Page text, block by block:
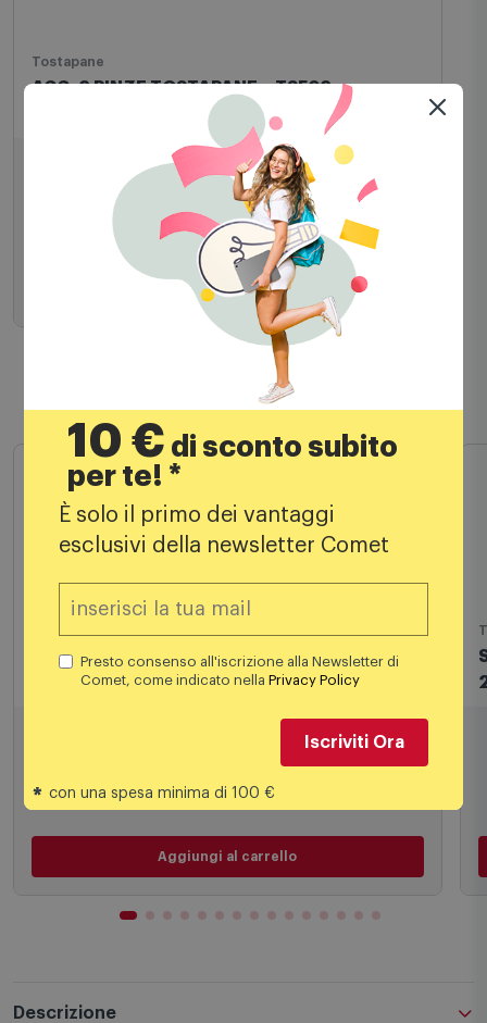
Tostapane
ACC. 2 PINZE TOSTAPANE x TSF02
39,00€
Aggiungi al carrello
Prodotti simili
Smeg Tostapane 50's Style – Rosso LUCIDO
2x4 – TSF02RDEU
Aggiungi al carrello
Descrizione
10 € di sconto subito
per te! *
È solo il primo dei vantaggi
esclusivi della newsletter Comet
Presto consenso all'iscrizione alla Newsletter di
Comet, come indicato nellaPrivacy Policy
Iscriviti Ora
* con una spesa minima di 100 €